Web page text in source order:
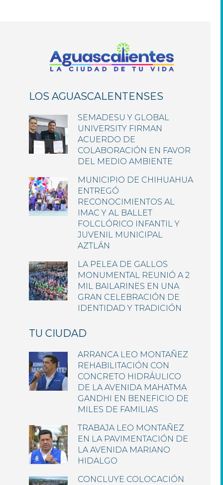
LOS AGUASCALENTENSES
SEMADESU Y GLOBAL
UNIVERSITY FIRMAN
ACUERDO DE
COLABORACIÓN EN FAVOR
DEL MEDIO AMBIENTE
MUNICIPIO DE CHIHUAHUA
ENTREGÓ
RECONOCIMIENTOS AL
IMAC Y AL BALLET
FOLCLÓRICO INFANTIL Y
JUVENIL MUNICIPAL
AZTLÁN
LA PELEA DE GALLOS
MONUMENTAL REUNIÓ A 2
MIL BAILARINES EN UNA
GRAN CELEBRACIÓN DE
IDENTIDAD Y TRADICIÓN
TU CIUDAD
ARRANCA LEO MONTAÑEZ
REHABILITACIÓN CON
CONCRETO HIDRÁULICO
DE LA AVENIDA MAHATMA
GANDHI EN BENEFICIO DE
MILES DE FAMILIAS
TRABAJA LEO MONTAÑEZ
EN LA PAVIMENTACIÓN DE
LA AVENIDA MARIANO
HIDALGO
CONCLUYE COLOCACIÓN